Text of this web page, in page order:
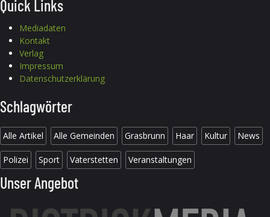
Quick Links
Mediadaten
Kontakt
Verlag
Impressum
Datenschutzerklärung
Schlagwörter
Alle Artikel Alle Gemeinden Grasbrunn Haar Kultur News
Polizei Sport Vaterstetten Veranstaltungen
Unser Angebot